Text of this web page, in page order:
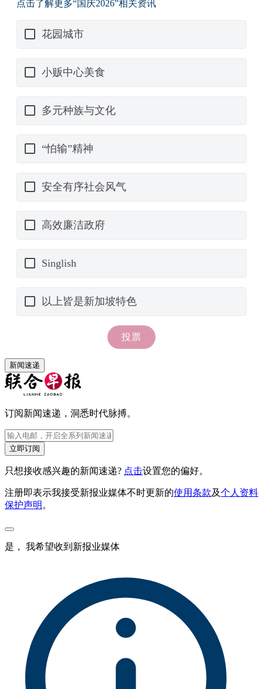
新闻速递
订阅新闻速递，洞悉时代脉搏。
立即订阅
只想接收感兴趣的新闻速递? 点击设置您的偏好。
注册即表示我接受新报业媒体不时更新的使用条款及个人资料
保护声明 。
是， 我希望收到新报业媒体